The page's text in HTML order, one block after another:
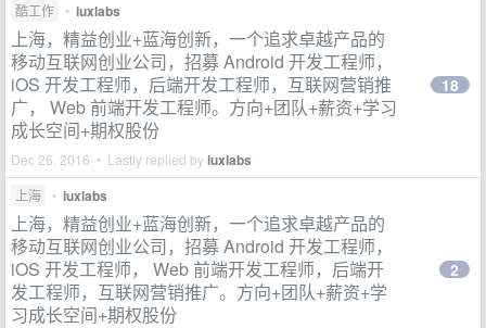
酷工作 • iuxlabs
上海，精益创业+蓝海创新，一个追求卓越产品的
移动互联网创业公司，招募 Android 开发工程师，
iOS 开发工程师，后端开发工程师，互联网营销推
广， Web 前端开发工程师。方向+团队+薪资+学习
成长空间+期权股份
Dec 26, 2016 • Lastly replied byiuxlabs
18
上海 • iuxlabs
上海，精益创业+蓝海创新，一个追求卓越产品的
移动互联网创业公司，招募 Android 开发工程师，
iOS 开发工程师， Web 前端开发工程师，后端开
发工程师，互联网营销推广。方向+团队+薪资+学
习成长空间+期权股份
2